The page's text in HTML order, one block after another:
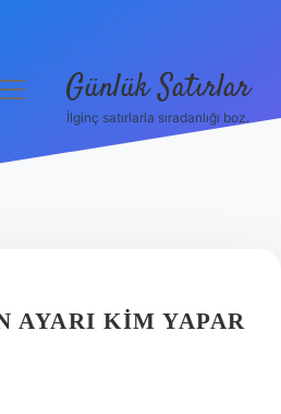
menüyü Günlük Satırlar
İlginç satırlarla sıradanlığı boz.
AYARI KIM YAPAR